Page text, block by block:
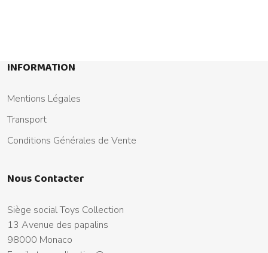
INFORMATION
Mentions Légales
Transport
Conditions Générales de Vente
Nous Contacter
Siège social Toys Collection
13 Avenue des papalins
98000 Monaco